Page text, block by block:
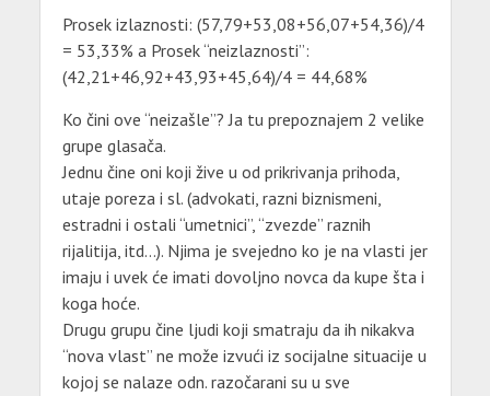
Prosek izlaznosti: (57,79+53,08+56,07+54,36)/4
= 53,33% a Prosek “neizlaznosti”:
(42,21+46,92+43,93+45,64)/4 = 44,68%
Ko čini ove “neizašle”? Ja tu prepoznajem 2 velike
grupe glasača.
Jednu čine oni koji žive u od prikrivanja prihoda,
utaje poreza i sl. (advokati, razni biznismeni,
estradni i ostali “umetnici”, “zvezde” raznih
rijalitija, itd…). Njima je svejedno ko je na vlasti jer
imaju i uvek će imati dovoljno novca da kupe šta i
koga hoće.
Drugu grupu čine ljudi koji smatraju da ih nikakva
“nova vlast” ne može izvući iz socijalne situacije u
kojoj se nalaze odn. razočarani su u sve